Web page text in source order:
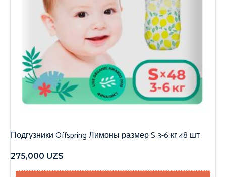
Подгузники Offspring Лимоны размер S 3-6 кг 48 шт
275,000 UZS